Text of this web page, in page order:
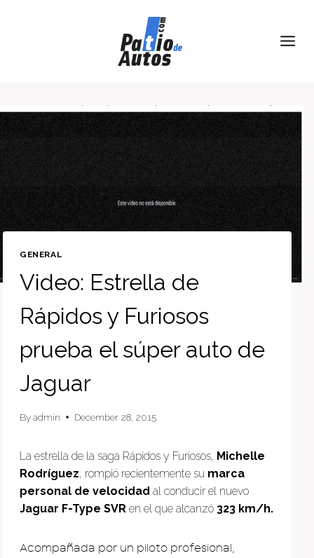
GENERAL
Video: Estrella de
Rápidos y Furiosos
prueba el súper auto de
Jaguar
Byadmin December 28, 2015
La estrella de la saga Rápidos y Furiosos, Michelle
Rodríguez, rompió recientemente su marca
personal de velocidad al conducir el nuevo
Jaguar F-Type SVR en el que alcanzó 323 km/h.
Acompañada por un piloto profesional,